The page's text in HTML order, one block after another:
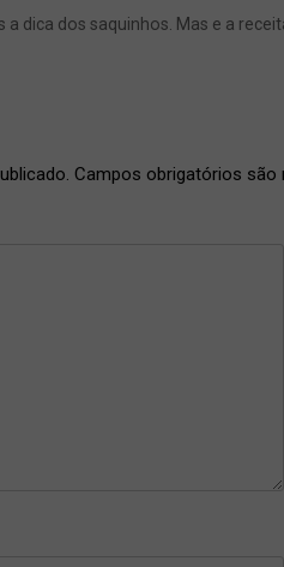
a dica dos saquinhos. Mas e a
Campos obrigatórios são